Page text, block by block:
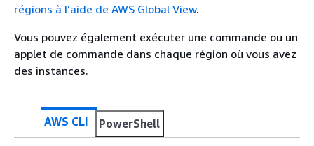
régions à l'aide de AWS Global View.
Vous pouvez également exécuter une commande ou un
applet de commande dans chaque région où vous avez
des instances.
AWS CLI PowerShell